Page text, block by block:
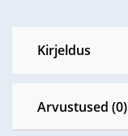
Kirjeldus
Arvustused (0)